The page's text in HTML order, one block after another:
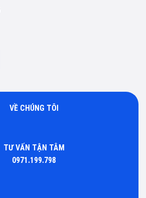
VỀ CHÚNG TÔI
TƯ VẤN TẬN TÂM
0971.199.798